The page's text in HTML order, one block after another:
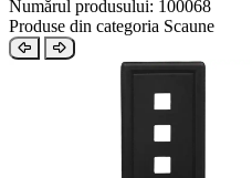
Numărul produsului: 100068
Produse din categoria Scaune